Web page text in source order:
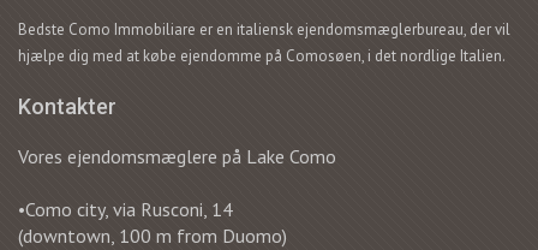
Bedste Como Immobiliare er en italiensk ejendomsmæglerbureau, der vil
hjælpe dig med at købe ejendomme på Comosøen, i det nordlige Italien.
Kontakter
Vores ejendomsmæglere på Lake Como
•Como city, via Rusconi, 14
(downtown, 100 m from Duomo)